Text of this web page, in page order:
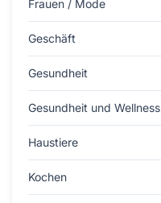
Frauen / Mode
Geschäft
Gesundheit
Gesundheit und Wellness
Haustiere
Kochen